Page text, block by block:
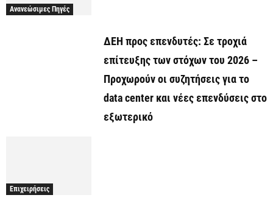
Ανανεώσιμες Πηγές
ΔΕΗ προς επενδυτές: Σε τροχιά
επίτευξης των στόχων του 2026 –
Προχωρούν οι συζητήσεις για το
data center και νέες επενδύσεις στο
εξωτερικό
Επιχειρήσεις